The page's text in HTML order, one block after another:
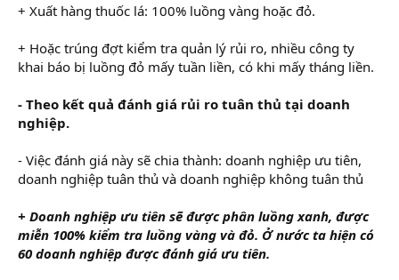
+ Xuất hàng thuốc lá: 100% luồng vàng hoặc đỏ.
+ Hoặc trúng đợt kiểm tra quản lý rủi ro, nhiều công ty
khai báo bị luồng đỏ mấy tuần liền, có khi mấy tháng liền.
- Theo kết quả đánh giá rủi ro tuân thủ tại doanh
nghiệp.
- Việc đánh giá này sẽ chia thành: doanh nghiệp ưu tiên,
doanh nghiệp tuân thủ và doanh nghiệp không tuân thủ
+ Doanh nghiệp ưu tiên sẽ được phân luồng xanh, được
miễn 100% kiểm tra luồng vàng và đỏ. Ở nước ta hiện có
60 doanh nghiệp được đánh giá ưu tiên.